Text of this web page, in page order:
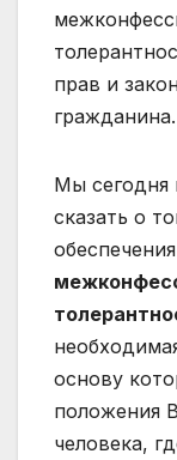
прав и
гражданина.
Мы сегодня
сказать о
обеспечения
основу
положения
человека,